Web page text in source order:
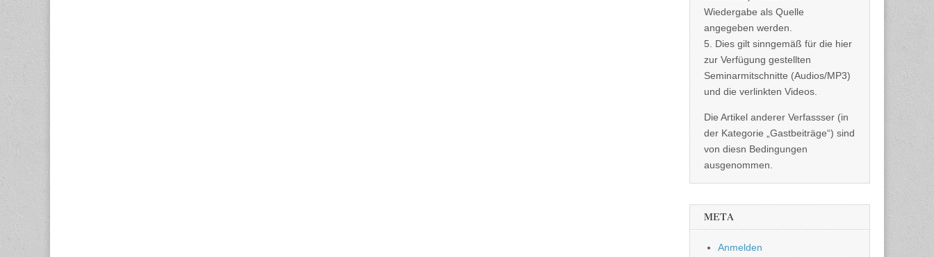
Wiedergabe als Quelle
angegeben werden.
5. Dies gilt sinngemäß für die hier
zur Verfügung gestellten
Seminarmitschnitte (Audios/MP3)
und die verlinkten Videos.
Die Artikel anderer Verfassser (in
der Kategorie „Gastbeiträge“) sind
von diesn Bedingungen
ausgenommen.
META
Anmelden